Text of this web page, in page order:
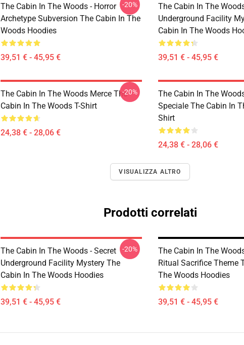
The Cabin In The Woods - Horror
Archetype Subversion The Cabin In The
Woods Hoodies
39,51 € - 45,95 €
-20%
The Cabin In The
Underground Facility
Cabin In The Woods
39,51 € - 45,95 €
The Cabin In The Woods Merce The
Cabin In The Woods T-Shirt
24,38 € - 28,06 €
-20%
The Cabin In The
Speciale The Cabin In
Shirt
24,38 € - 28,06 €
VISUALIZZA ALTRO
Prodotti correlati
The Cabin In The Woods - Secret
Underground Facility Mystery The
Cabin In The Woods Hoodies
39,51 € - 45,95 €
-20%
The Cabin In The
Ritual Sacrifice Theme
The Woods Hoodies
39,51 € - 45,95 €